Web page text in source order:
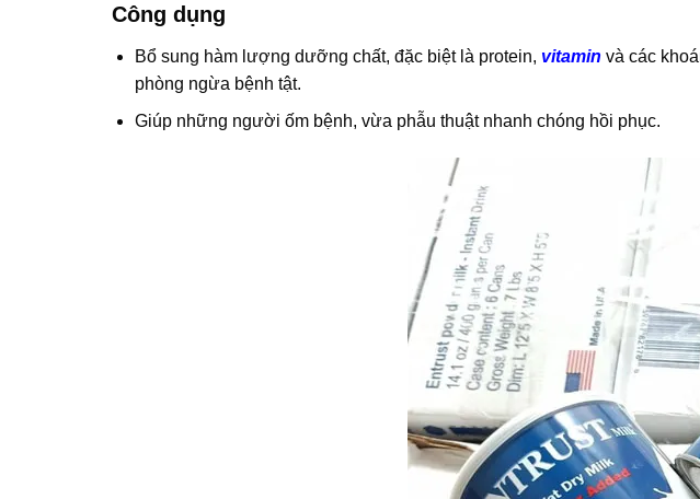
Công dụng
Bổ sung hàm lượng dưỡng chất, đặc biệt là protein, vitamin và các
phòng ngừa bệnh tật.
Giúp những người ốm bệnh, vừa phẫu thuật nhanh chóng hồi phục.